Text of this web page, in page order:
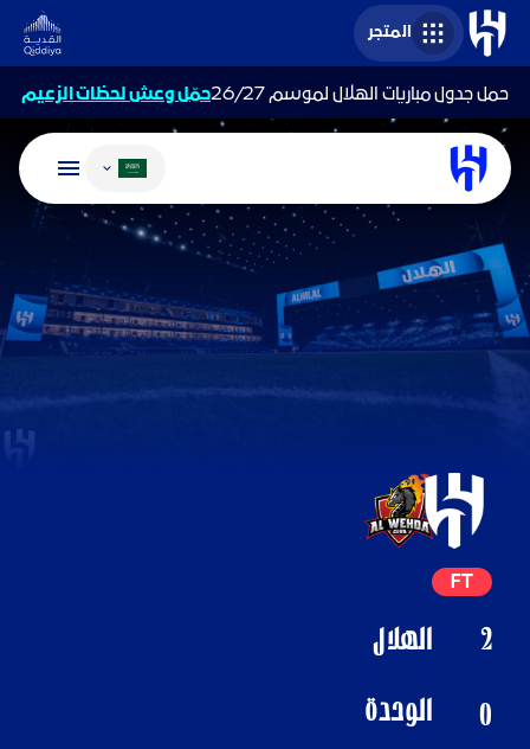
المتجر
حمل جدول مباريات الهلال لموسم 26/27 حمّل وعش لحظات الزعيم
تغيير اللغة
الهلال
الوحدة
FT
2
0